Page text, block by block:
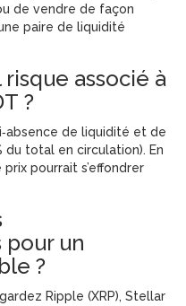
de vendre de façon
paire de liquidité
associé à
?
de liquidité et de
total en circulation). En
pourrait s’effondrer
pour un
?
Ripple (XRP), Stellar